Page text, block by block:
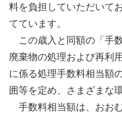
料を負担していただいて
てています。
この歳入と同額の「手
廃棄物の処理および再利
に係る処理手数料相当額
囲等を定め、さまざまな
手数料相当額は、おお